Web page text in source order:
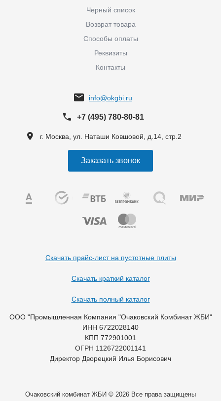
Черный список
Возврат товара
Способы оплаты
Реквизиты
Контакты
info@okgbi.ru
+7 (495) 780-80-81
г. Москва, ул. Наташи Ковшовой, д.14, стр.2
Заказать звонок
Скачать прайс-лист на пустотные плиты
Скачать краткий каталог
Скачать полный каталог
ООО "Промышленная Компания "Очаковский Комбинат ЖБИ"
ИНН 6722028140
КПП 772901001
ОГРН 1126722001141
Директор Дворецкий Илья Борисович
Очаковский комбинат ЖБИ © 2026 Все права защищены